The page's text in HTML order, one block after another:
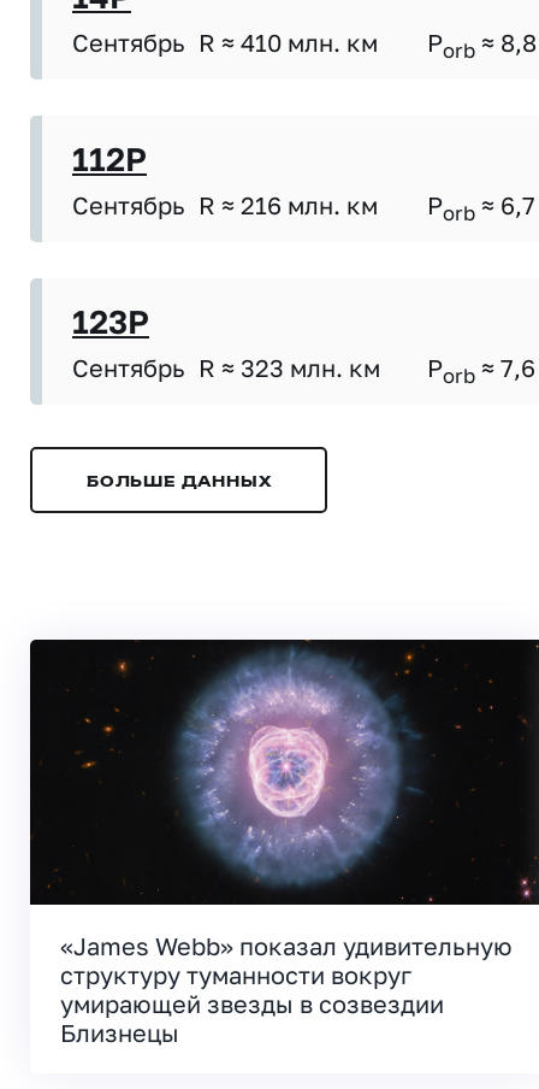
Сентябрь R ≈ 410 млн. км Porb ≈ 8,8
112P
Сентябрь R ≈ 216 млн. км Porb ≈ 6,7
123P
Сентябрь R ≈ 323 млн. км Porb ≈ 7,6
БОЛЬШЕ ДАННЫХ
«James Webb» показал удивительную
структуру туманности вокруг
умирающей звезды в созвездии
Близнецы